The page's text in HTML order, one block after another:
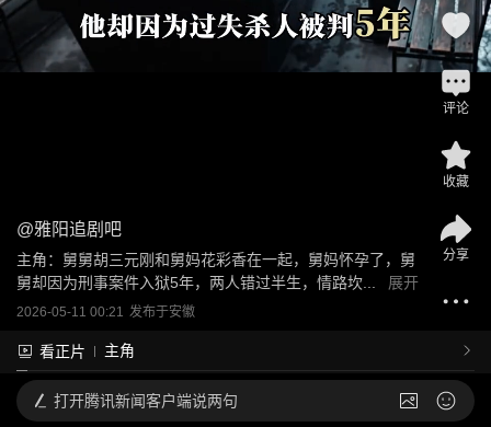
@雅阳追剧吧
主角：舅舅胡三元刚和舅妈花彩香在一起，舅妈怀孕了，舅
舅却因为刑事案件入狱5年，两人错过半生，情路坎...
展开
2026-05-11 00:21 发布于安徽
看正片 主角
评论
收藏
分享
打开腾讯新闻客户端说两句